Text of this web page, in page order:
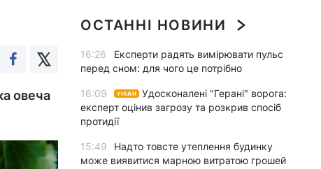
овеча
ОСТАННІ НОВИНИ
16:26
Експерти радять вимірювати пульс
перед сном: для чого це потрібно
16:09 УНІАН
Удосконалені "Герані" ворога:
експерт оцінив загрозу та розкрив спосіб
протидії
15:49
Надто товсте утеплення будинку
може виявитися марною витратою грошей